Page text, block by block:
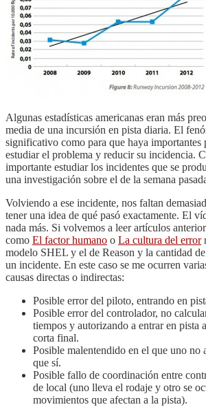
Algunas estadísticas americanas eran más
media de una incursión en pista diaria. El
significativo como para que haya importantes
estudiar el problema y reducir su incidencia.
importante estudiar los incidentes que se
una investigación sobre el de la semana
Volviendo a ese incidente, nos faltan
tener una idea de qué pasó exactamente. El
nada más. Si volvemos a leer artículos
como El factor humano o La cultura del error
modelo SHEL y el de Reason y la cantidad
un incidente. En este caso se me ocurren
causas directas o indirectas:
Posible error del piloto, entrando en
Posible error del controlador, no
tiempos y autorizando a entrar en pista
corta final.
Posible malentendido en el que uno no
que sí.
Posible fallo de coordinación entre
de local (uno lleva el rodaje y otro se
movimientos que afectan a la pista).